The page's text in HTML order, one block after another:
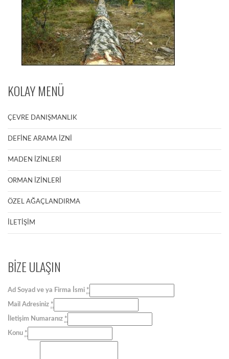
KOLAY MENÜ
ÇEVRE DANIŞMANLIK
DEFİNE ARAMA İZNİ
MADEN İZİNLERİ
ORMAN İZİNLERİ
ÖZEL AĞAÇLANDIRMA
İLETİŞİM
BİZE ULAŞIN
Ad Soyad ve ya Firma İsmi *
Mail Adresiniz *
İletişim Numaranız *
Konu *